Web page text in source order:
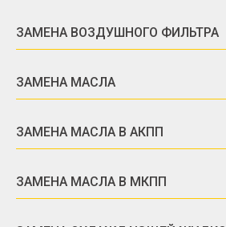
ЗАМЕНА ВОЗДУШНОГО ФИЛЬТРА
ЗАМЕНА МАСЛА
ЗАМЕНА МАСЛА В АКПП
ЗАМЕНА МАСЛА В МКПП